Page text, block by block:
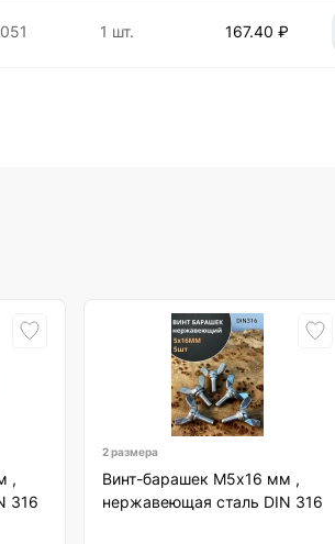
1 шт. 167.40 ₽
,
316
2 размера
Винт-барашек М5х16 мм ,
нержавеющая сталь DIN 316